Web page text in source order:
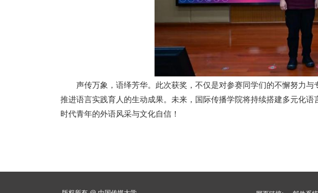
声传万象，语绎芳华。此次获奖，不仅是对参赛同学们的不懈努力
推进语言实践育人的生动成果。未来，国际传播学院将持续搭建多元化
时代青年的外语风采与文化自信！